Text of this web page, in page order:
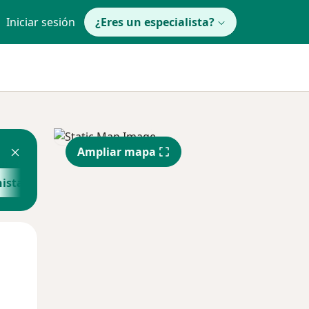
Iniciar sesión ¿Eres un especialista?
Ampliar mapa